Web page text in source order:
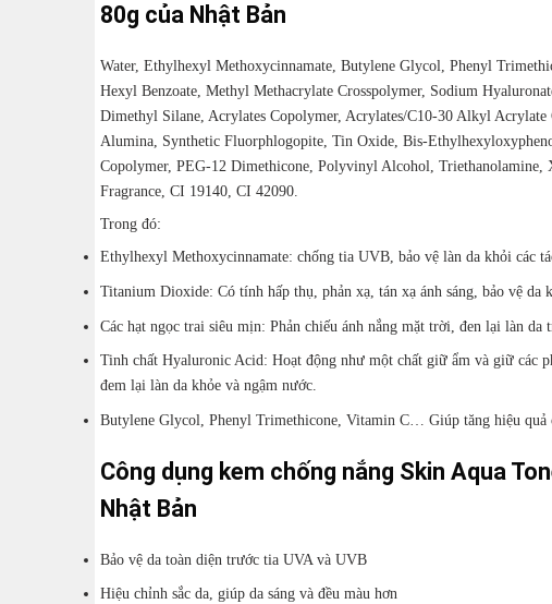
80g của Nhật Bản
Water, Ethylhexyl Methoxycinnamate, Butylene Glycol, Phenyl
Hexyl Benzoate, Methyl Methacrylate Crosspolymer, Sodium
Dimethyl Silane, Acrylates Copolymer, Acrylates/C10-30 Alkyl
Alumina, Synthetic Fluorphlogopite, Tin Oxide, Bis-
Copolymer, PEG-12 Dimethicone, Polyvinyl Alcohol,
Fragrance, CI 19140, CI 42090.
Trong đó:
Ethylhexyl Methoxycinnamate: chống tia UVB, bảo vệ làn da khỏi các
Titanium Dioxide: Có tính hấp thụ, phản xạ, tán xạ ánh sáng, bảo vệ
Các hạt ngọc trai siêu mịn: Phản chiếu ánh nắng mặt trời, đen lại làn da
Tinh chất Hyaluronic Acid: Hoạt động như một chất giữ ẩm và giữ các
đem lại làn da khỏe và ngậm nước.
Butylene Glycol, Phenyl Trimethicone, Vitamin C… Giúp tăng hiệu quả
Công dụng kem chống nắng Skin Aqua
Nhật Bản
Bảo vệ da toàn diện trước tia UVA và UVB
Hiệu chỉnh sắc da, giúp da sáng và đều màu hơn